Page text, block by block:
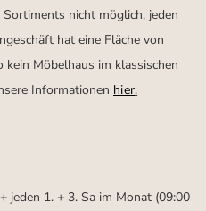
nicht möglich, jeden
hat eine Fläche von
Möbelhaus im klassischen
Informationen hier.
jeden 1. + 3. Sa im Monat (09:00